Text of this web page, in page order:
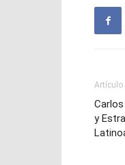
Artículo
y